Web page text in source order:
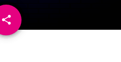
share
email